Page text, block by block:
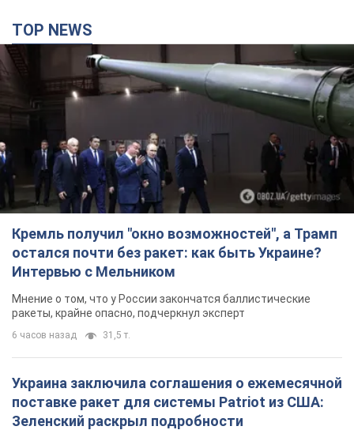
TOP NEWS
Кремль получил "окно возможностей", а Трамп
остался почти без ракет: как быть Украине?
Интервью с Мельником
Мнение о том, что у России закончатся баллистические
ракеты, крайне опасно, подчеркнул эксперт
6 часов назад 31,5 т.
Украина заключила соглашения о ежемесячной
поставке ракет для системы Patriot из США:
Зеленский раскрыл подробности